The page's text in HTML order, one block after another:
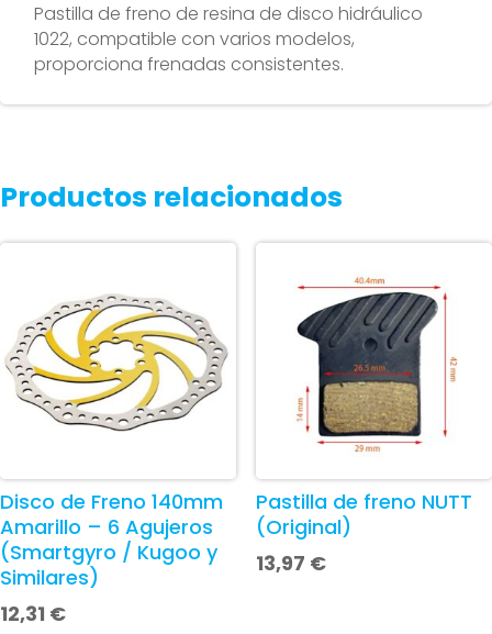
Calidad
premium
cantidad
Pastilla de freno de resina de disco hidráulico
1022, compatible con varios modelos,
proporciona frenadas consistentes.
Productos relacionados
Disco de Freno 140mm
Amarillo – 6 Agujeros
(Smartgyro / Kugoo y
Similares)
12,31 €
Pastilla de freno NUTT
(Original)
13,97 €